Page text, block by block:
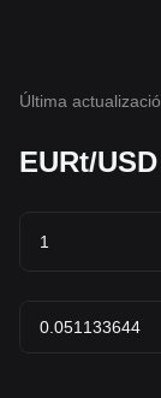
Última
EURt/